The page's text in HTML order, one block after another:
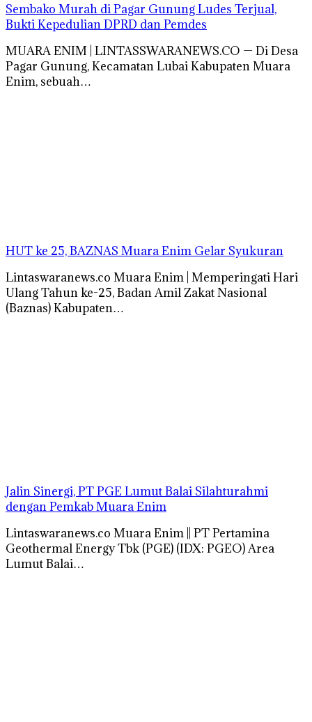
Sembako Murah di Pagar Gunung Ludes Terjual,
Bukti Kepedulian DPRD dan Pemdes
MUARA ENIM | LINTASSWARANEWS.CO — Di Desa
Pagar Gunung, Kecamatan Lubai Kabupaten Muara
Enim, sebuah…
HUT ke 25, BAZNAS Muara Enim Gelar Syukuran
Lintaswaranews.co Muara Enim | Memperingati Hari
Ulang Tahun ke-25, Badan Amil Zakat Nasional
(Baznas) Kabupaten…
Jalin Sinergi, PT PGE Lumut Balai Silahturahmi
dengan Pemkab Muara Enim
Lintaswaranews.co Muara Enim || PT Pertamina
Geothermal Energy Tbk (PGE) (IDX: PGEO) Area
Lumut Balai…